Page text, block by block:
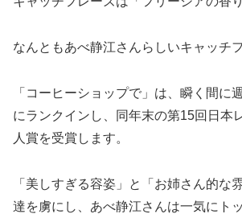
なんともあべ静江さんらしいキャッチ
「コーヒーショップで」は、瞬く間に
にランクインし、同年末の第15回日本
人賞を受賞します。
「美しすぎる容姿」と「お姉さん的な
達を虜にし、あべ静江さんは一気にト